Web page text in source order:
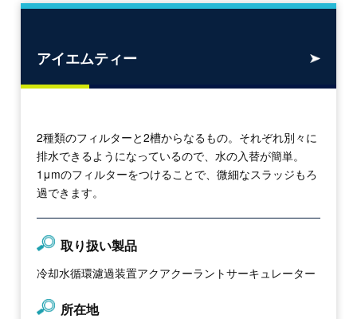
アイエムティー
2種類のフィルターと2槽からなるもの。それぞれ別々に
排水できるようになっているので、水の入替が簡単。
1μmのフィルターをつけることで、微細なスラッジもろ
過できます。
取り扱い製品
冷却水循環濾過装置アクアクーラントサーキュレーター
所在地